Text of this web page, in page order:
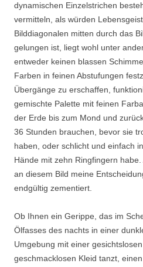
dynamischen Einzelstrichen
vermitteln, als würden
Bilddiagonalen mitten durch das
gelungen ist, liegt wohl unter
entweder keinen blassen
Farben in feinen Abstufungen
Übergänge zu erschaffen,
gemischte Palette mit feinen
der Erde bis zum Mond und
36 Stunden brauchen, bevor sie
haben, oder schlicht und einfach
Hände mit zehn Ringfingern
an diesem Bild meine
endgültig zementiert.
Ob Ihnen ein Gerippe, das im
Ölfasses des nachts in einer
Umgebung mit einer
geschmacklosen Kleid tanzt,